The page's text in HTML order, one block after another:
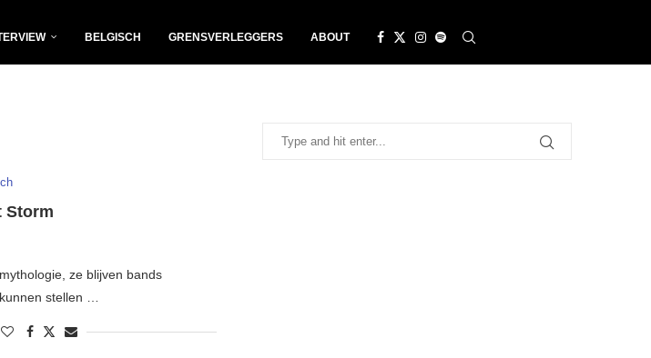
BELGISCH GRENSVERLEGGERS ABOUT
Storm
ze blijven bands
stellen …